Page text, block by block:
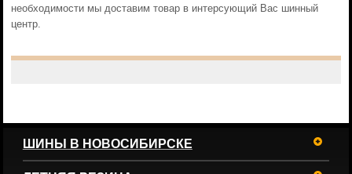
необходимости мы доставим товар в интерсующий Вас шинный
центр.
ШИНЫ В НОВОСИБИРСКЕ